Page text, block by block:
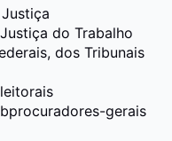
do Trabalho
dos Tribunais
gerais